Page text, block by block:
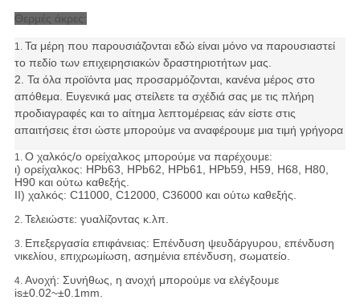
Θερμές άκρες:
1. Τα μέρη που παρουσιάζονται εδώ είναι μόνο να παρουσιαστεί
το πεδίο των επιχειρησιακών δραστηριοτήτων μας.
2. Τα όλα προϊόντα μας προσαρμόζονται, κανένα μέρος στο
απόθεμα. Ευγενικά μας στείλετε τα σχέδιά σας με τις πλήρη
προδιαγραφές και το αίτημα λεπτομέρειας εάν είστε στις
απαιτήσεις έτσι ώστε μπορούμε να αναφέρουμε μια τιμή γρήγορα
1. Ο χαλκός/ο ορείχαλκος μπορούμε να παρέχουμε:
ι) ορείχαλκος: HPb63, HPb62, HPb61, HPb59, H59, H68, H80,
H90 και ούτω καθεξής.
ΙΙ) χαλκός: C11000, C12000, C36000 και ούτω καθεξής.
2. Τελειώστε: γυαλίζοντας κ.λπ.
3. Επεξεργασία επιφάνειας: Επένδυση ψευδάργυρου, επένδυση
νικελίου, επιχρωμίωση, ασημένια επένδυση, σωματείο.
4. Ανοχή: Συνήθως, η ανοχή μπορούμε να ελέγξουμε
is±0.02~±0.1mm.